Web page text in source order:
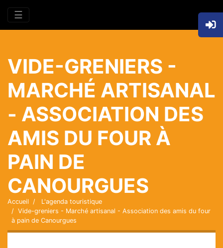
☰
VIDE-GRENIERS -
MARCHÉ ARTISANAL
- ASSOCIATION DES
AMIS DU FOUR À
PAIN DE
CANOURGUES
Accueil
L'agenda touristique
Vide-greniers - Marché artisanal - Association des amis du four
à pain de Canourgues